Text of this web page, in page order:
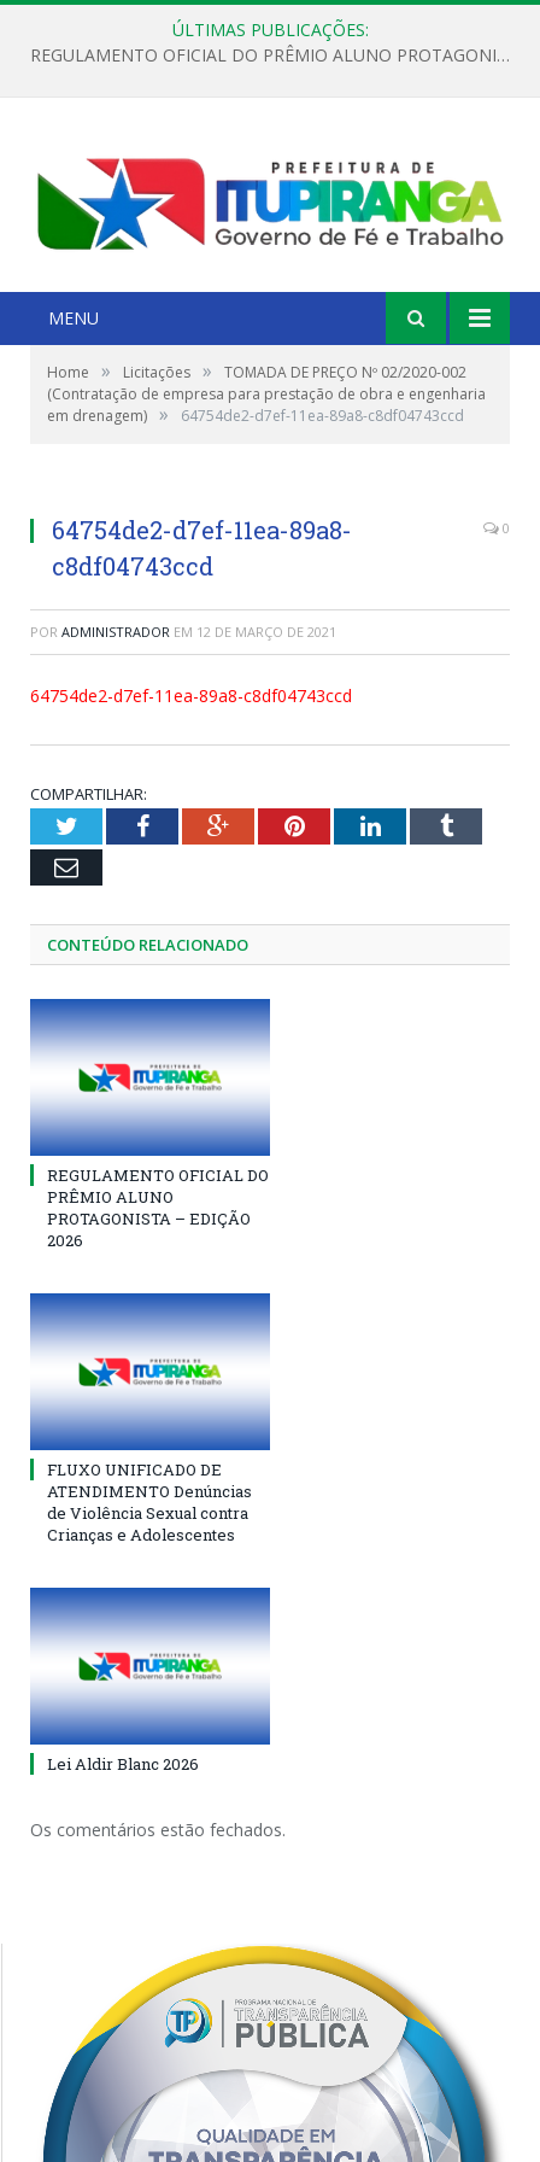
ÚLTIMAS PUBLICAÇÕES:
REGULAMENTO OFICIAL DO PRÊMIO ALUNO PROTAGONISTA – EDIÇÃO 2026
MENU
Home » Licitações »
TOMADA DE PREÇO Nº 02/2020-002
(Contratação de empresa para prestação de obra e engenharia
em drenagem) » 64754de2-d7ef-11ea-89a8-c8df04743ccd
64754de2-d7ef-11ea-89a8-
c8df04743ccd
0
POR ADMINISTRADOR EM 12 DE MARÇO DE 2021
64754de2-d7ef-11ea-89a8-c8df04743ccd
COMPARTILHAR:
TwitterFacebookGoogle+PinterestLinkedInTumblr
Email
CONTEÚDO RELACIONADO
REGULAMENTO OFICIAL DO
PRÊMIO ALUNO
PROTAGONISTA – EDIÇÃO
2026
FLUXO UNIFICADO DE
ATENDIMENTO Denúncias
de Violência Sexual contra
Crianças e Adolescentes
Lei Aldir Blanc 2026
Os comentários estão fechados.